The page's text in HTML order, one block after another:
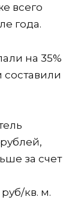
всего
года.
на 35%
составили
за счет
кв. м.